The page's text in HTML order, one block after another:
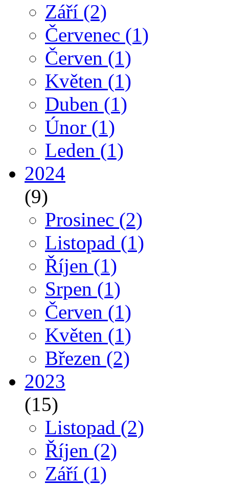
Září (2)
Červenec (1)
Červen (1)
Květen (1)
Duben (1)
Únor (1)
Leden (1)
2024
(9)
Prosinec (2)
Listopad (1)
Říjen (1)
Srpen (1)
Červen (1)
Květen (1)
Březen (2)
2023
(15)
Listopad (2)
Říjen (2)
Září (1)